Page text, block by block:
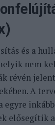
és a
nem
révén
A
egyre
elősegítik